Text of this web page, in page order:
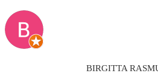
BIRGITTA